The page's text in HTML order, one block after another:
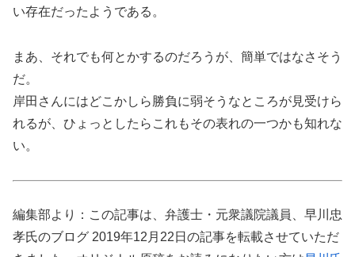
い存在だったようである。
まあ、それでも何とかするのだろうが、簡単ではなさそう
だ。
岸田さんにはどこかしら勝負に弱そうなところが見受けら
れるが、ひょっとしたらこれもその表れの一つかも知れな
い。
編集部より：この記事は、弁護士・元衆議院議員、早川忠
孝氏のブログ 2019年12月22日の記事を転載させていただ